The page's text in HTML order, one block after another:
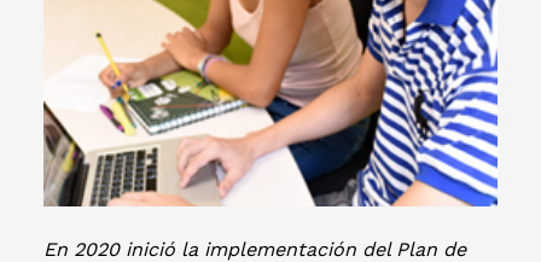
En 2020 inició la implementación del Plan de